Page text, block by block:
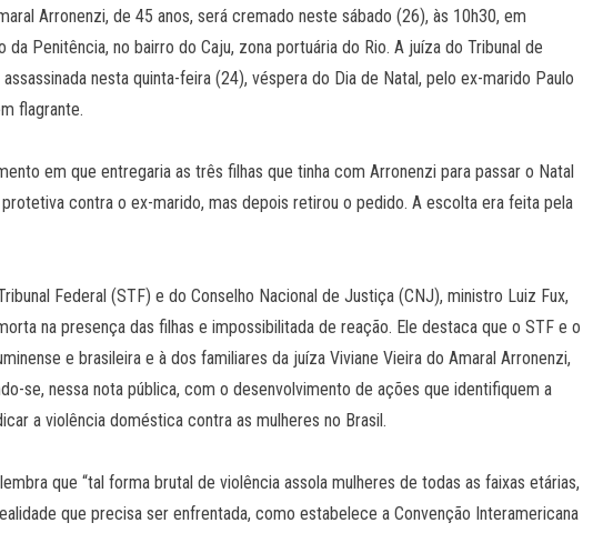
Arronenzi, de 45 anos, será cremado neste sábado (26), às 10h30, em
Penitência, no bairro do Caju, zona portuária do Rio. A juíza do Tribunal de
nesta quinta-feira (24), véspera do Dia de Natal, pelo ex-marido Paulo
flagrante.
em que entregaria as três filhas que tinha com Arronenzi para passar o Natal
contra o ex-marido, mas depois retirou o pedido. A escolta era feita pela
Federal (STF) e do Conselho Nacional de Justiça (CNJ), ministro Luiz Fux,
na presença das filhas e impossibilitada de reação. Ele destaca que o STF e o
e brasileira e à dos familiares da juíza Viviane Vieira do Amaral Arronenzi,
se, nessa nota pública, com o desenvolvimento de ações que identifiquem a
a violência doméstica contra as mulheres no Brasil.
que “tal forma brutal de violência assola mulheres de todas as faixas etárias,
que precisa ser enfrentada, como estabelece a Convenção Interamericana